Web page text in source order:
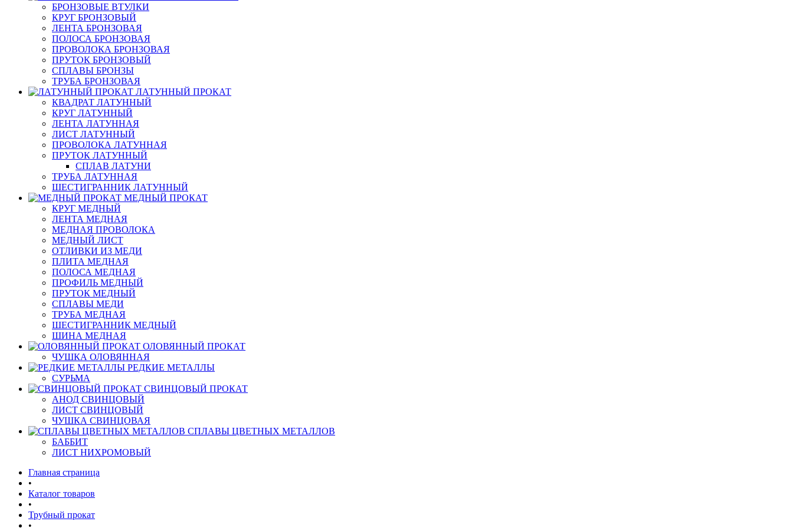
БРОНЗОВЫЕ ВТУЛКИ
КРУГ БРОНЗОВЫЙ
ЛЕНТА БРОНЗОВАЯ
ПОЛОСА БРОНЗОВАЯ
ПРОВОЛОКА БРОНЗОВАЯ
ПРУТОК БРОНЗОВЫЙ
СПЛАВЫ БРОНЗЫ
ТРУБА БРОНЗОВАЯ
ЛАТУННЫЙ ПРОКАТ
КВАДРАТ ЛАТУННЫЙ
КРУГ ЛАТУННЫЙ
ЛЕНТА ЛАТУННАЯ
ЛИСТ ЛАТУННЫЙ
ПРОВОЛОКА ЛАТУННАЯ
ПРУТОК ЛАТУННЫЙ
СПЛАВ ЛАТУНИ
ТРУБА ЛАТУННАЯ
ШЕСТИГРАННИК ЛАТУННЫЙ
МЕДНЫЙ ПРОКАТ
КРУГ МЕДНЫЙ
ЛЕНТА МЕДНАЯ
МЕДНАЯ ПРОВОЛОКА
МЕДНЫЙ ЛИСТ
ОТЛИВКИ ИЗ МЕДИ
ПЛИТА МЕДНАЯ
ПОЛОСА МЕДНАЯ
ПРОФИЛЬ МЕДНЫЙ
ПРУТОК МЕДНЫЙ
СПЛАВЫ МЕДИ
ТРУБА МЕДНАЯ
ШЕСТИГРАННИК МЕДНЫЙ
ШИНА МЕДНАЯ
ОЛОВЯННЫЙ ПРОКАТ
ЧУШКА ОЛОВЯННАЯ
РЕДКИЕ МЕТАЛЛЫ
СУРЬМА
СВИНЦОВЫЙ ПРОКАТ
АНОД СВИНЦОВЫЙ
ЛИСТ СВИНЦОВЫЙ
ЧУШКА СВИНЦОВАЯ
СПЛАВЫ ЦВЕТНЫХ МЕТАЛЛОВ
БАББИТ
ЛИСТ НИХРОМОВЫЙ
Главная страница
•
Каталог товаров
•
Трубный прокат
•